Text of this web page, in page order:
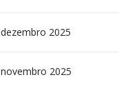
dezembro 2025
novembro 2025